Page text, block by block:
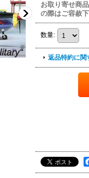
お取り寄せ商
の際はご容赦下
数量:
返品特約に関